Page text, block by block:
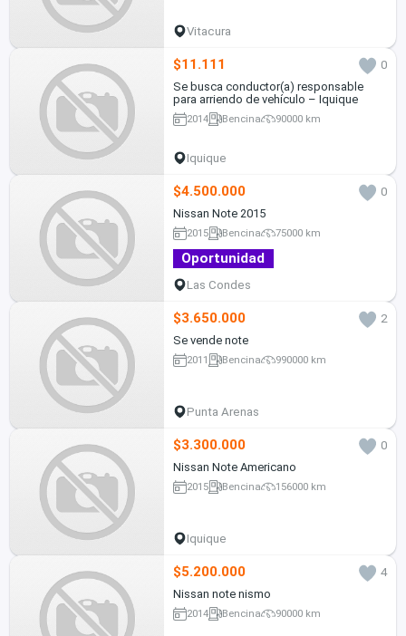
Vitacura
$11.111
0
Se busca conductor(a) responsable
para arriendo de vehículo – Iquique
2014 Bencina 90000 km
Iquique
$4.500.000
0
Nissan Note 2015
2015 Bencina 75000 km
Oportunidad
Las Condes
$3.650.000
2
Se vende note
2011 Bencina 990000 km
Punta Arenas
$3.300.000
0
Nissan Note Americano
2015 Bencina 156000 km
Iquique
$5.200.000
4
Nissan note nismo
2014 Bencina 90000 km